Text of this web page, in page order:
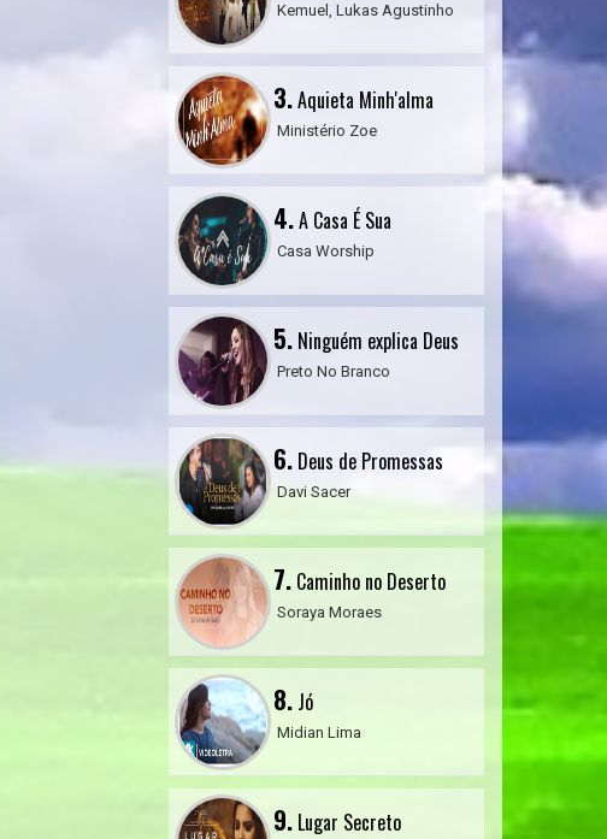
Kemuel, Lukas Agustinho
3.Aquieta Minh'alma
Ministério Zoe
4.A Casa É Sua
Casa Worship
5.Ninguém explica Deus
Preto No Branco
6.Deus de Promessas
Davi Sacer
7.Caminho no Deserto
Soraya Moraes
8.Jó
Midian Lima
9.Lugar Secreto